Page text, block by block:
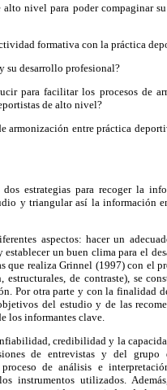
nivel para poder compaginar
formativa con la práctica
su desarrollo profesional?
para facilitar los procesos de
de alto nivel?
armonización entre práctica
estrategias para recoger la
y triangular así la información
aspectos: hacer un
un buen clima para el
que realiza Grinnel (1997) con el
de contraste), se
Por otra parte y con la finalidad
del estudio y de las
los informantes clave.
credibilidad y la
de entrevistas y del grupo
de análisis e
instrumentos utilizados.